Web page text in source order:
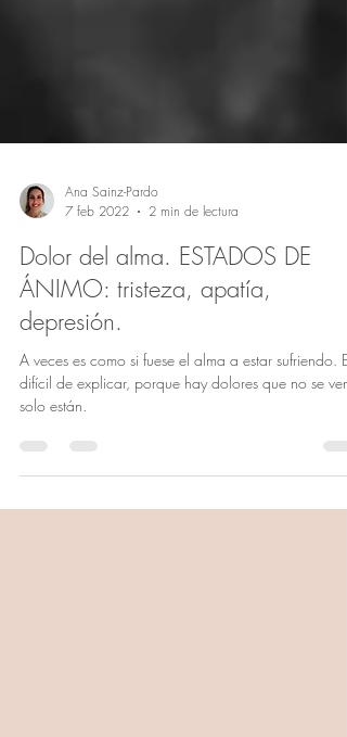
7 feb 2022
2 min de lectura
Dolor del alma. ESTADOS DE
ÁNIMO: tristeza, apatía,
depresión.
A veces es como si fuese el alma a estar sufriendo. Es
solo están.